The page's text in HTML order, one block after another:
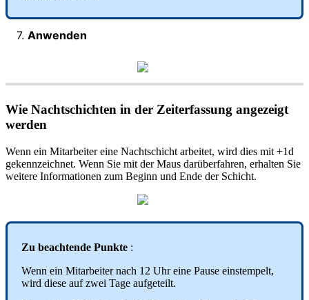
7. Anwenden
Wie Nachtschichten in der Zeiterfassung angezeigt
werden
Wenn ein Mitarbeiter eine Nachtschicht arbeitet, wird dies mit +1d
gekennzeichnet. Wenn Sie mit der Maus darüberfahren, erhalten Sie
weitere Informationen zum Beginn und Ende der Schicht.
Zu beachtende Punkte :
Wenn ein Mitarbeiter nach 12 Uhr eine Pause einstempelt,
wird diese auf zwei Tage aufgeteilt.